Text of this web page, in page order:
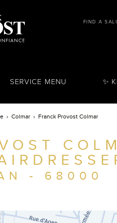
Colmar Franck Provost Colmar
- 68000
FIND A
SERVICE MENU ✨